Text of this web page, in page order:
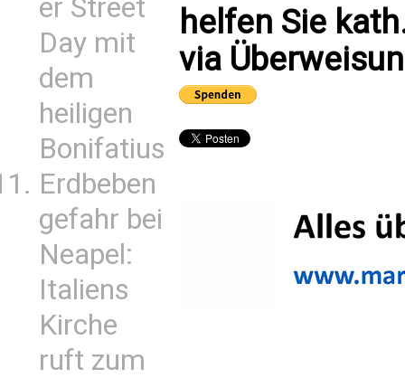
er Street
Day mit
dem
heiligen
Bonifatius
Erdbeben
gefahr bei
Neapel:
Italiens
Kirche
ruft zum
helfen Sie
via